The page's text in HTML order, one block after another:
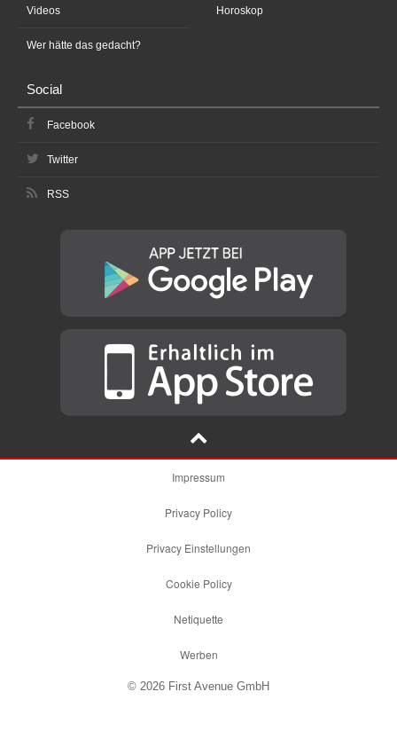
Videos
Wer hätte das gedacht?
Horoskop
Social
Facebook
Twitter
RSS
Impressum
Privacy Policy
Privacy Einstellungen
Cookie Policy
Netiquette
Werben
© 2026 First Avenue GmbH